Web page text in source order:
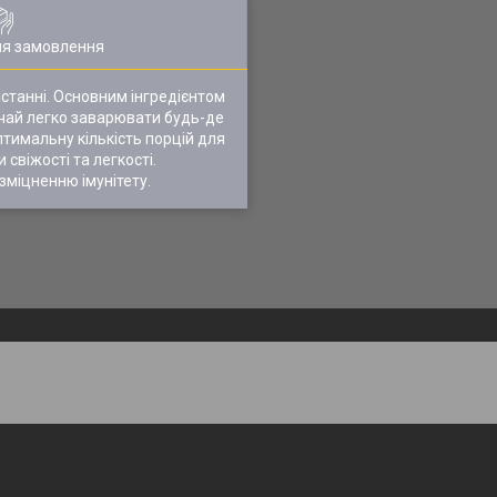
замовлення
Основним інгредієнтом
легко заварювати будь-де
кількість порцій для
та легкості.
імунітету.